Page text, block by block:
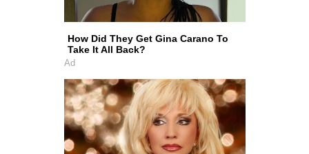
How Did They Get Gina Carano To
Take It All Back?
Ad